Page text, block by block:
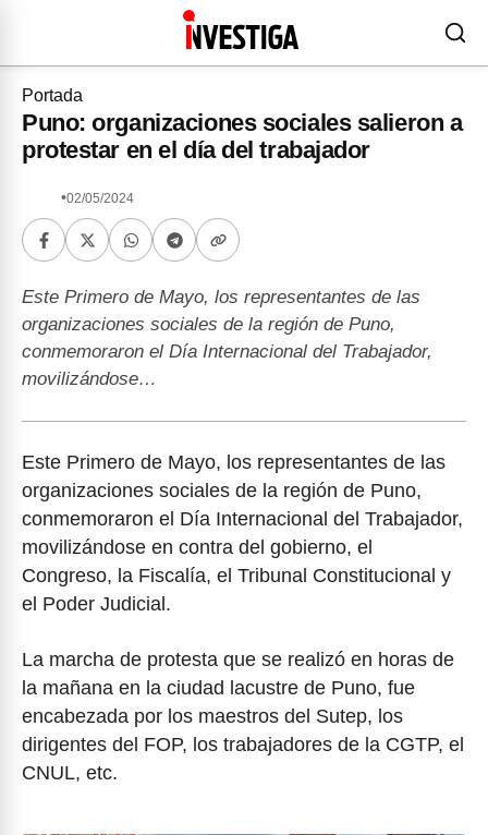
Portada
Puno: organizaciones sociales salieron a
protestar en el día del trabajador
•02/05/2024
Este Primero de Mayo, los representantes de las
organizaciones sociales de la región de Puno,
conmemoraron el Día Internacional del Trabajador,
movilizándose…
Este Primero de Mayo, los representantes de las
organizaciones sociales de la región de Puno,
conmemoraron el Día Internacional del Trabajador,
movilizándose en contra del gobierno, el
Congreso, la Fiscalía, el Tribunal Constitucional y
el Poder Judicial.
La marcha de protesta que se realizó en horas de
la mañana en la ciudad lacustre de Puno, fue
encabezada por los maestros del Sutep, los
dirigentes del FOP, los trabajadores de la CGTP, el
CNUL, etc.